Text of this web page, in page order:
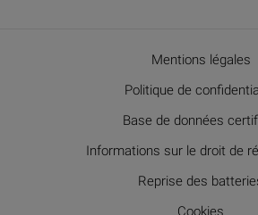
Mentions légales
Politique de
Base de données
Informations sur le droit de
Reprise des
Cookies